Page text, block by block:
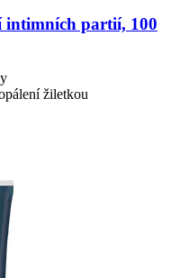
intimních partií, 100
žiletkou